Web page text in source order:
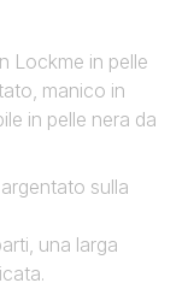
Lockme in pelle
manico in
in pelle nera da
sulla
una larga